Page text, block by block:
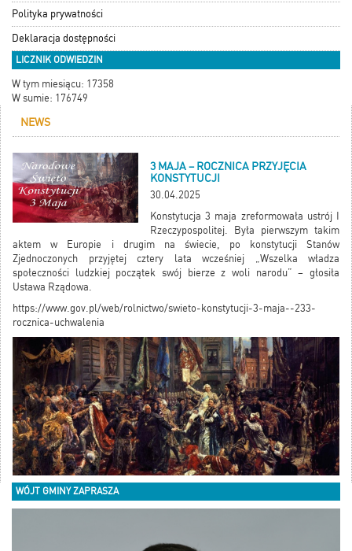
Polityka prywatności
Deklaracja dostępności
LICZNIK ODWIEDZIN
W tym miesiącu: 17358
W sumie: 176749
NEWS
3 MAJA – ROCZNICA PRZYJĘCIA
KONSTYTUCJI
30.04.2025
Konstytucja 3 maja zreformowała ustrój I
Rzeczypospolitej. Była pierwszym takim
aktem w Europie i drugim na świecie, po konstytucji Stanów
Zjednoczonych przyjętej cztery lata wcześniej „Wszelka władza
społeczności ludzkiej początek swój bierze z woli narodu” – głosiła
Ustawa Rządowa.
https://www.gov.pl/web/rolnictwo/swieto-konstytucji-3-maja--233-
rocznica-uchwalenia
WÓJT GMINY ZAPRASZA